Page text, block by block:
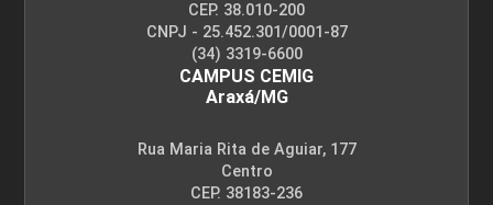
Gravidez na Adolescência
10h
CEP. 38.010-200
CNPJ - 25.452.301/0001-87
(34) 3319-6600
CAMPUS CEMIG
Araxá/MG
Rua Maria Rita de Aguiar, 177
Centro
CEP. 38183-236